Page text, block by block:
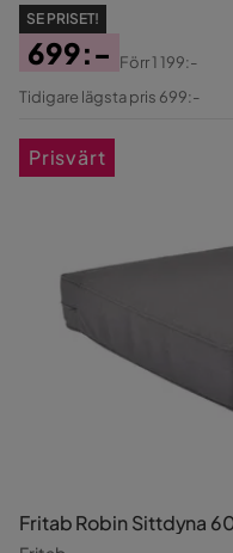
SE PRISET!
Pris
699:-
Original
Förr1 199:-
Tidigare lägsta pris 699:-
Fritab Robin Sittdyna
Prisvärt